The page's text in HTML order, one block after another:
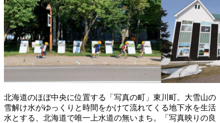
北海道のほぼ中央に位置する「写真の町」東川町。大雪山の
雪解け水がゆっくりと時間をかけて流れてくる地下水を生活
水とする、北海道で唯一上水道の無いまち。「写真映りの良